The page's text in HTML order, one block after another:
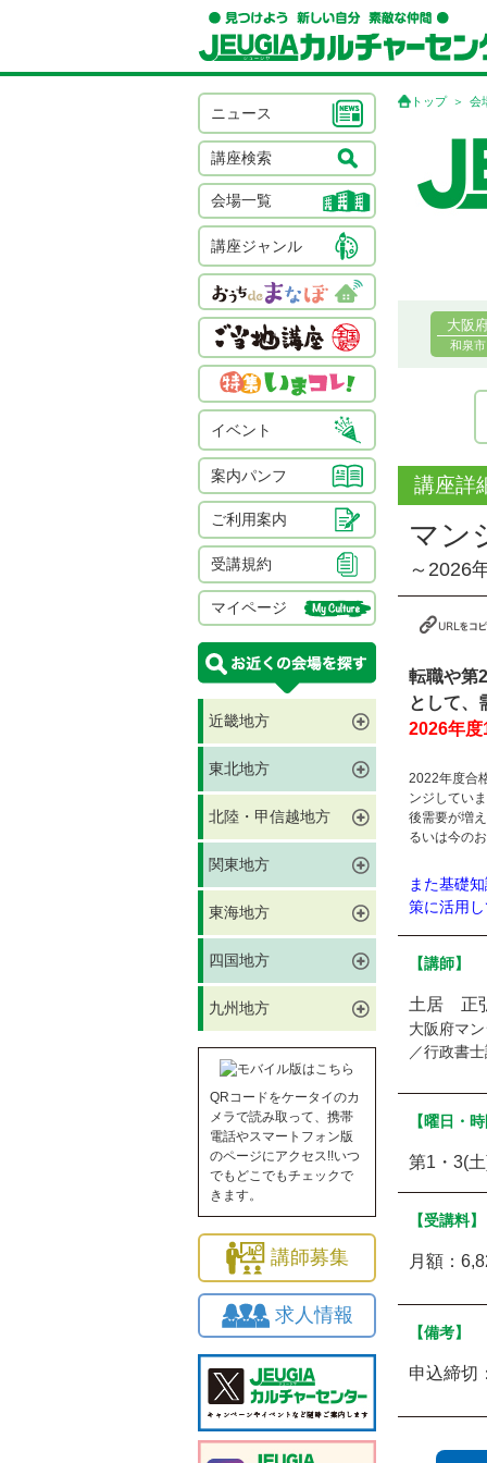
ニュース
講座検索
会場一覧
講座ジャンル
イベント
案内パンフ
ご利用案内
受講規約
マイページ
近畿地方
東北地方
北陸・甲信越地方
関東地方
東海地方
四国地方
九州地方
QRコードをケータイのカ
メラで読み取って、携帯
電話やスマートフォン版
のページにアクセス!!いつ
でもどこでもチェックで
きます。
講師募集
求人情報
トップ 会
大阪
和泉市
講座詳
マン
～2026
転職や第
として、
2026年度
2022年度合
ンジしてい
後需要が増
るいは今の
また基礎
策に活用
【講師】
土居 正
大阪府マ
／行政書
【曜日・
第1・3(
【受講料】
月額：
【備考】
申込締切